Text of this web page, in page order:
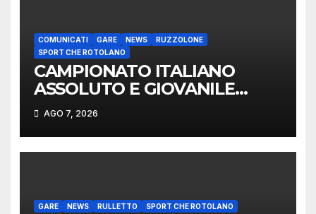
COMUNICATI GARE NEWS
RUZZOLONE
SPORT CHE ROTOLANO
CAMPIONATO ITALIANO
ASSOLUTO E GIOVANILE
LANCIO DEL RUZZOLONE
AGO 7, 2026
GARE NEWS RULLETTO SPORT CHE ROTOLANO